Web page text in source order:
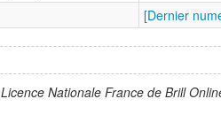
[Dernier
Licence Nationale France de Brill